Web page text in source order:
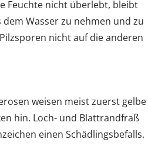
Feuchte nicht überlebt, bleibt
Wasser zu nehmen und zu
nicht auf die anderen
weisen meist zuerst gelbe
hin. Loch- und Blattrandfraß
einen Schädlingsbefalls.